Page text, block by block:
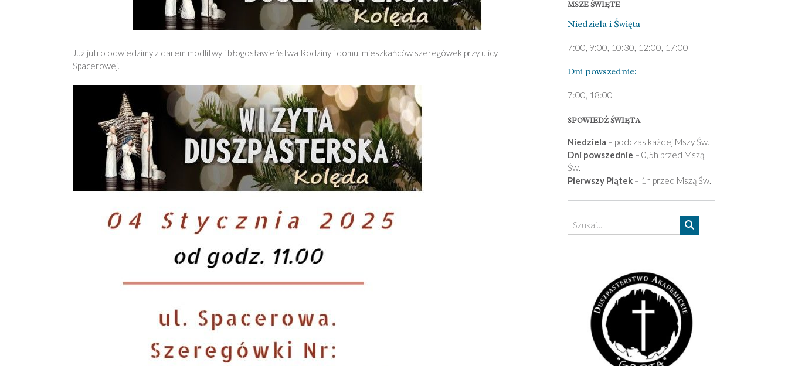
Już jutro odwiedzimy z darem modlitwy i błogosławieństwa Rodziny i domu, mieszkańców szeregówek przy ulicy
Spacerowej.
MSZE ŚWIĘTE
Niedziela ­i Święta
7:00, 9:00, 10:30, 12:00, 17:00
Dni pows­zednie:
7­:00, 18:00­
SPOWIEDŹ ŚWIĘTA
Niedziela – podczas każdej Mszy Św.
Dni powszednie – 0,5h przed Mszą
Św.
Pierwszy Piątek– 1h przed Mszą Św.